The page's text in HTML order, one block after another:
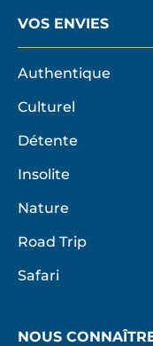
VOS ENVIES
Authentique
Culturel
Détente
Insolite
Nature
Road Trip
Safari
NOUS